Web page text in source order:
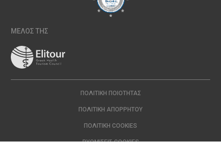
ΜΕΛΟΣ ΤΗΣ
ΠΟΛΙΤΙΚΉ ΠΟΙΌΤΗΤΑΣ
ΠΟΛΙΤΙΚΉ ΑΠΟΡΡΉΤΟΥ
ΠΟΛΙΤΙΚΉ COOKIES